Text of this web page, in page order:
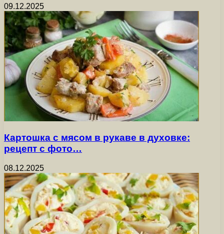
09.12.2025
Картошка с мясом в рукаве в духовке:
рецепт с фото…
08.12.2025